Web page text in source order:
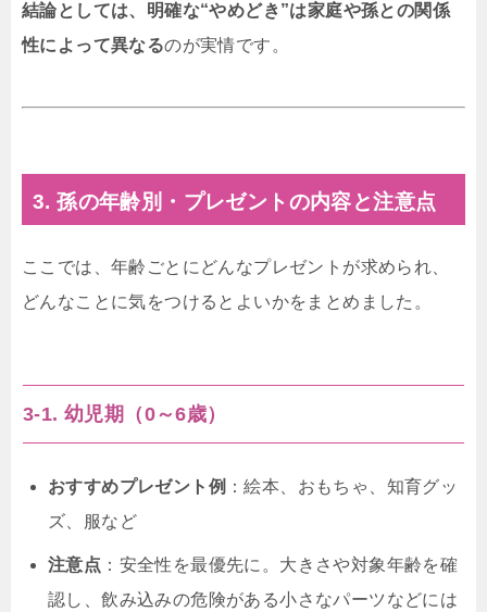
結論としては、明確な“やめどき”は家庭や孫との関係
性によって異なるのが実情です。
3. 孫の年齢別・プレゼントの内容と注意点
ここでは、年齢ごとにどんなプレゼントが求められ、
どんなことに気をつけるとよいかをまとめました。
3-1. 幼児期（0～6歳）
おすすめプレゼント例 ：絵本、おもちゃ、知育グッ
ズ、服など
注意点 ：安全性を最優先に。大きさや対象年齢を確
認し、飲み込みの危険がある小さなパーツなどには